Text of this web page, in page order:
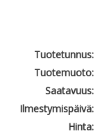
Tuotetunnus:
Tuotemuoto:
Saatavuus:
Ilmestymispäivä:
Hinta: